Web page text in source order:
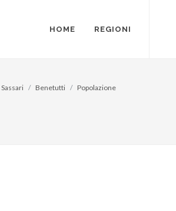
HOME REGIONI
Sassari Benetutti Popolazione